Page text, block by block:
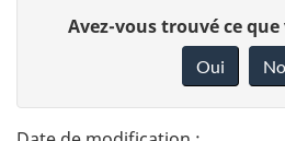
t n
Avez-vous trouvé ce
Oui